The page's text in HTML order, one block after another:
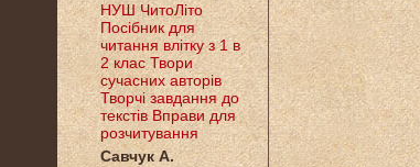
НУШ ЧитоЛіто
Посібник для
читання влітку з 1 в
2 клас Твори
сучасних авторів
Творчі завдання до
текстів Вправи для
розчитування
Савчук А.